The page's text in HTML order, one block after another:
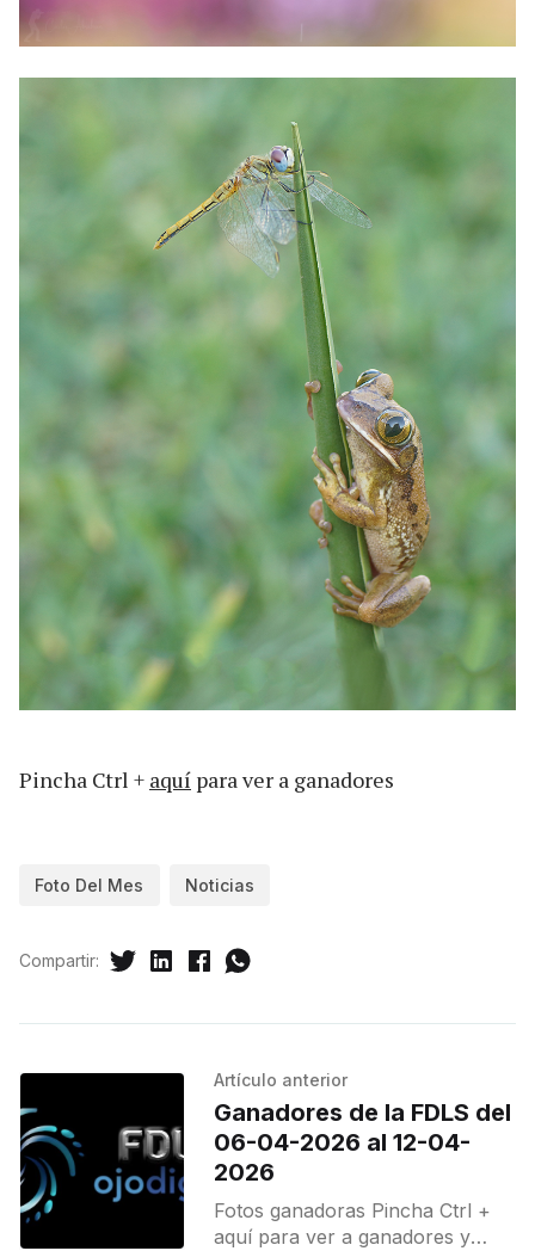
Pincha Ctrl + aquí para ver a ganadores
Foto Del Mes Noticias
Compartir:
Artículo anterior
Ganadores de la FDLS del
06-04-2026 al 12-04-
2026
Fotos ganadoras Pincha Ctrl +
aquí para ver a ganadores y